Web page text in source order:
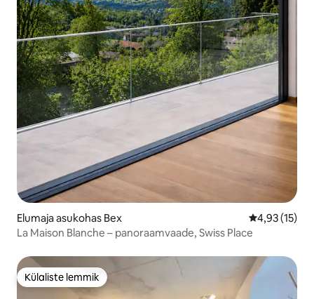
Elumaja asukohas Bex Keskmine
4,93 (15)
La Maison Blanche – panoraamvaade, Swiss Place
Külaliste lemmik
Külaliste lemmik